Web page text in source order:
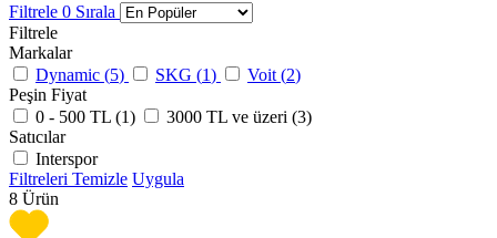
Filtrele 0 Sırala
Filtrele
Markalar
Dynamic (5) SKG (1) Voit (2)
Peşin Fiyat
0 - 500 TL (1) 3000 TL ve üzeri (3)
Satıcılar
Interspor
Filtreleri Temizle Uygula
8 Ürün